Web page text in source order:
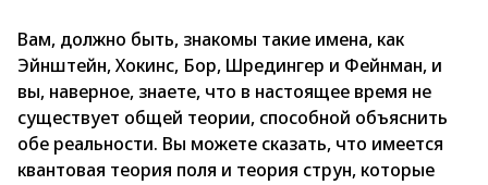
Вам, должно быть, знакомы такие имена, как
Эйнштейн, Хокинс, Бор, Шредингер и Фейнман, и
вы, наверное, знаете, что в настоящее время не
существует общей теории, способной объяснить
обе реальности. Вы можете сказать, что имеется
квантовая теория поля и теория струн, которые